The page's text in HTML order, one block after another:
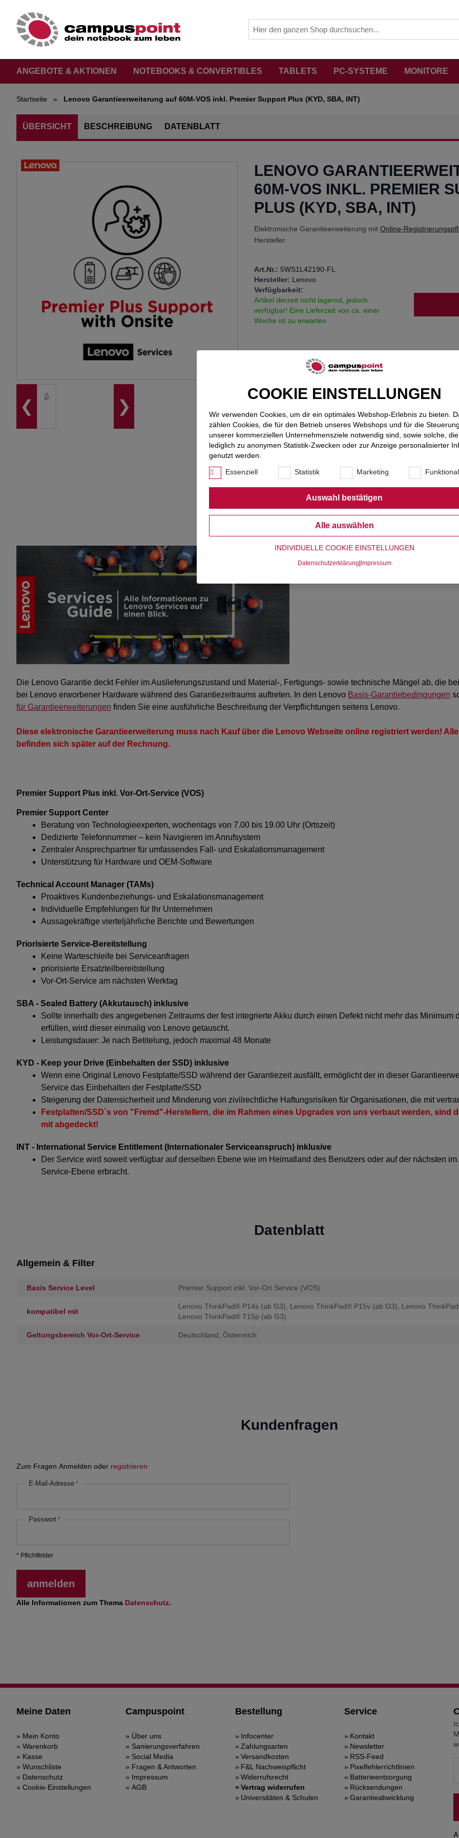
COOKIE EINSTELLUNGEN
Wir verwenden Cookies, um dir ein optimales Webshop-Erlebnis zu bieten.
zählen Cookies, die für den Betrieb unseres Webshops und für die Steuerung
unserer kommerziellen Unternehmensziele notwendig sind, sowie solche, die
lediglich zu anonymen Statistik-Zwecken oder zur Anzeige personalisierter
genutzt werden.
Essenziell
Statistik Marketing Funktional
Auswahl bestätigen
Alle auswählen
INDIVIDUELLE COOKIE EINSTELLUNGEN
Datenschutzerklärung|Impressum
ANGEBOTE & AKTIONEN NOTEBOOKS & CONVERTIBLES TABLETS PC-SYSTEME MONITORE
Startseite » Lenovo Garantieerweiterung auf 60M-VOS inkl. Premier Support Plus (KYD, SBA, INT)
ÜBERSICHT BESCHREIBUNG DATENBLATT
LENOVO
60M-VOS INKL. PREMIER
PLUS (KYD, SBA, INT)
Elektronische Garantieerweiterung mit Online-
Hersteller
Art.Nr.: 5WS1L42190-FL
Hersteller: Lenovo
Verfügbarkeit:
Artikel derzeit nicht lagernd, jedoch
verfügbar! Eine Lieferzeit von ca. einer
Woche ist zu erwarten
❮ ❯
Beschreibung
Die Lenovo Garantie deckt Fehler im Auslieferungszustand und Material-, Fertigungs- sowie technische Mängel ab, die
bei Lenovo erworbener Hardware während des Garantiezeitraums auftreten. In den Lenovo Basis-Garantiebedingungen
für Garantieerweiterungen finden Sie eine ausführliche Beschreibung der Verpflichtungen seitens Lenovo.
Diese elektronische Garantieerweiterung muss nach Kauf über die Lenovo Webseite online registriert werden!
befinden sich später auf der Rechnung.
Premier Support Plus inkl. Vor-Ort-Service (VOS)
Premier Support Center
Beratung von Technologieexperten, wochentags von 7.00 bis 19.00 Uhr (Ortszeit)
Dedizierte Telefonnummer – kein Navigieren im Anrufsystem
Zentraler Ansprechpartner für umfassendes Fall- und Eskalationsmanagement
Unterstützung für Hardware und OEM-Software
Technical Account Manager (TAMs)
Proaktives Kundenbeziehungs- und Eskalationsmanagement
Individuelle Empfehlungen für Ihr Unternehmen
Aussagekräftige vierteljährliche Berichte und Bewertungen
Priorisierte Service-Bereitstellung
Keine Warteschleife bei Serviceanfragen
priorisierte Ersatzteilbereitstellung
Vor-Ort-Service am nächsten Werktag
SBA - Sealed Battery (Akkutausch) inklusive
Sollte innerhalb des angegebenen Zeitraums der fest integrierte Akku durch einen Defekt nicht mehr das Minimum
erfüllen, wird dieser einmalig von Lenovo getauscht.
Leistungsdauer: Je nach Betitelung, jedoch maximal 48 Monate
KYD - Keep your Drive (Einbehalten der SSD) inklusive
Wenn eine Original Lenovo Festplatte/SSD während der Garantiezeit ausfällt, ermöglicht der in dieser
Service das Einbehalten der Festplatte/SSD
Steigerung der Datensicherheit und Minderung von zivilrechtliche Haftungsrisiken für Organisationen, die mit
Festplatten/SSD`s von "Fremd"-Herstellern, die im Rahmen eines Upgrades von uns verbaut werden, sind
mit abgedeckt!
INT - International Service Entitlement (Internationaler Serviceanspruch) inklusive
Der Service wird soweit verfügbar auf derselben Ebene wie im Heimatland des Benutzers oder auf der nächsten
Service-Ebene erbracht.
Datenblatt
Allgemein & Filter
Basis Service Level Premier Support inkl. Vor-Ort Service (VOS)
kompatibel mit
Lenovo ThinkPad® P14s (ab G3), Lenovo ThinkPad® P15v (ab G3), Lenovo
Lenovo ThinkPad® T15p (ab G3)
Geltungsbereich Vor-Ort-Service Deutschland, Österreich
Kundenfragen
Zum Fragen Anmelden oder registrieren
E-Mail-Adresse
Passwort
* Pflichtfelder
anmelden
Alle Informationen zum Thema Datenschutz.
Meine Daten
Mein Konto
Warenkorb
Kasse
Wunschliste
Datenschutz
Cookie-Einstellungen
Campuspoint
Über uns
Sanierungsverfahren
Social Media
Fragen & Antworten
Impressum
AGB
Bestellung
Infocenter
Zahlungsarten
Versandkosten
F&L Nachweispflicht
Widerrufsrecht
Vertrag widerrufen
Universitäten & Schulen
Service
Kontakt
Newsletter
RSS-Feed
Pixelfehlerrichtlinien
Batterieentsorgung
Rücksendungen
Garantieabwicklung